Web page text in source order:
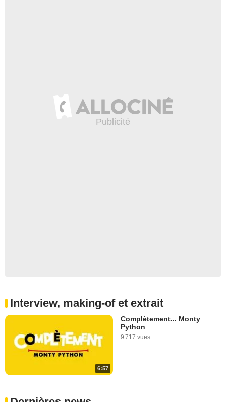
Interview, making-of et extrait
6:57
Complètement... Monty
Python
9 717 vues